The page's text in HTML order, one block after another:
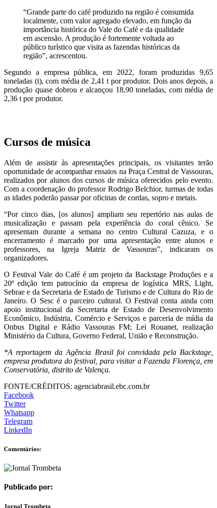
“Grande parte do café produzido na região é consumida
localmente, com valor agregado elevado, em função da
importância histórica do Vale do Café e da qualidade
em ascensão. A produção é fortemente voltada ao
público turístico que visita as fazendas históricas da
região”, acrescentou.
Segundo a empresa pública, em 2022, foram produzidas 9,65
toneladas (t), com média de 2,41 t por produtor. Dois anos depois, a
produção quase dobrou e alcançou 18,90 toneladas, com média de
2,36 t por produtor.
Cursos de música
Além de assistir às apresentações principais, os visitantes terão
oportunidade de acompanhar ensaios na Praça Central de Vassouras,
realizados por alunos dos cursos de música oferecidos pelo evento.
Com a coordenação do professor Rodrigo Belchior, turmas de todas
as idades poderão passar por oficinas de cordas, sopro e metais.
“Por cinco dias, [os alunos] ampliam seu repertório nas aulas de
musicalização e passam pela experiência do coral cênico. Se
apresentam durante a semana no centro Cultural Cazuza, e o
encerramento é marcado por uma apresentação entre alunos e
professores, na Igreja Matriz de Vassouras”, indicaram os
organizadores.
O Festival Vale do Café é um projeto da Backstage Produções e a
20ª edição tem patrocínio da empresa de logística MRS, Light,
Sebrae e da Secretaria de Estado de Turismo e de Cultura do Rio de
Janeiro. O Sesc é o parceiro cultural. O Festival conta ainda com
apoio institucional da Secretaria de Estado de Desenvolvimento
Econômico, Indústria, Comércio e Serviços e parceria de mídia da
Onbus Digital e Rádio Vassouras FM; Lei Rouanet, realização
Ministério da Cultura, Governo Federal, União e Reconstrução.
*A reportagem da Agência Brasil foi convidada pela Backstage,
empresa produtora do festival, para visitar a Fazenda Florença, em
Conservatória, distrito de Valença.
FONTE/CRÉDITOS: agenciabrasil.ebc.com.br
Facebook
Twitter
Whatsapp
Telegram
LinkedIn
Comentários:
Publicado por:
Jornal Trombeta